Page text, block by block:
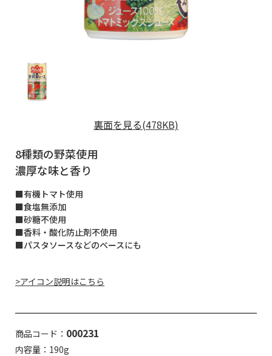
裏面を見る(478KB)
8種類の野菜使用
濃厚な味と香り
■有機トマト使用
■食塩無添加
■砂糖不使用
■香料・酸化防止剤不使用
■パスタソースなどのベースにも
>アイコン説明はこちら
商品コード： 000231
内容量：190g